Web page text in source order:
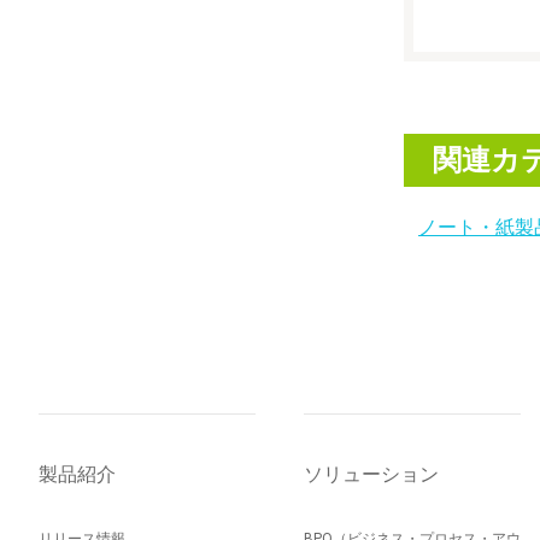
関連カ
ノート・紙製
製品紹介 ソリューション